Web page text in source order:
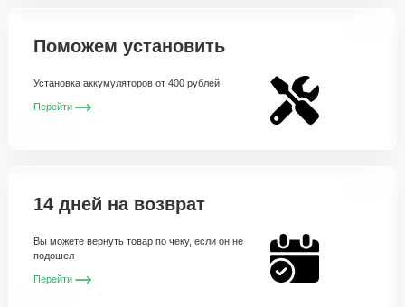
Поможем установить
Установка аккумуляторов от 400 рублей
Перейти
14 дней на возврат
Вы можете вернуть товар по чеку, если он не
подошел
Перейти